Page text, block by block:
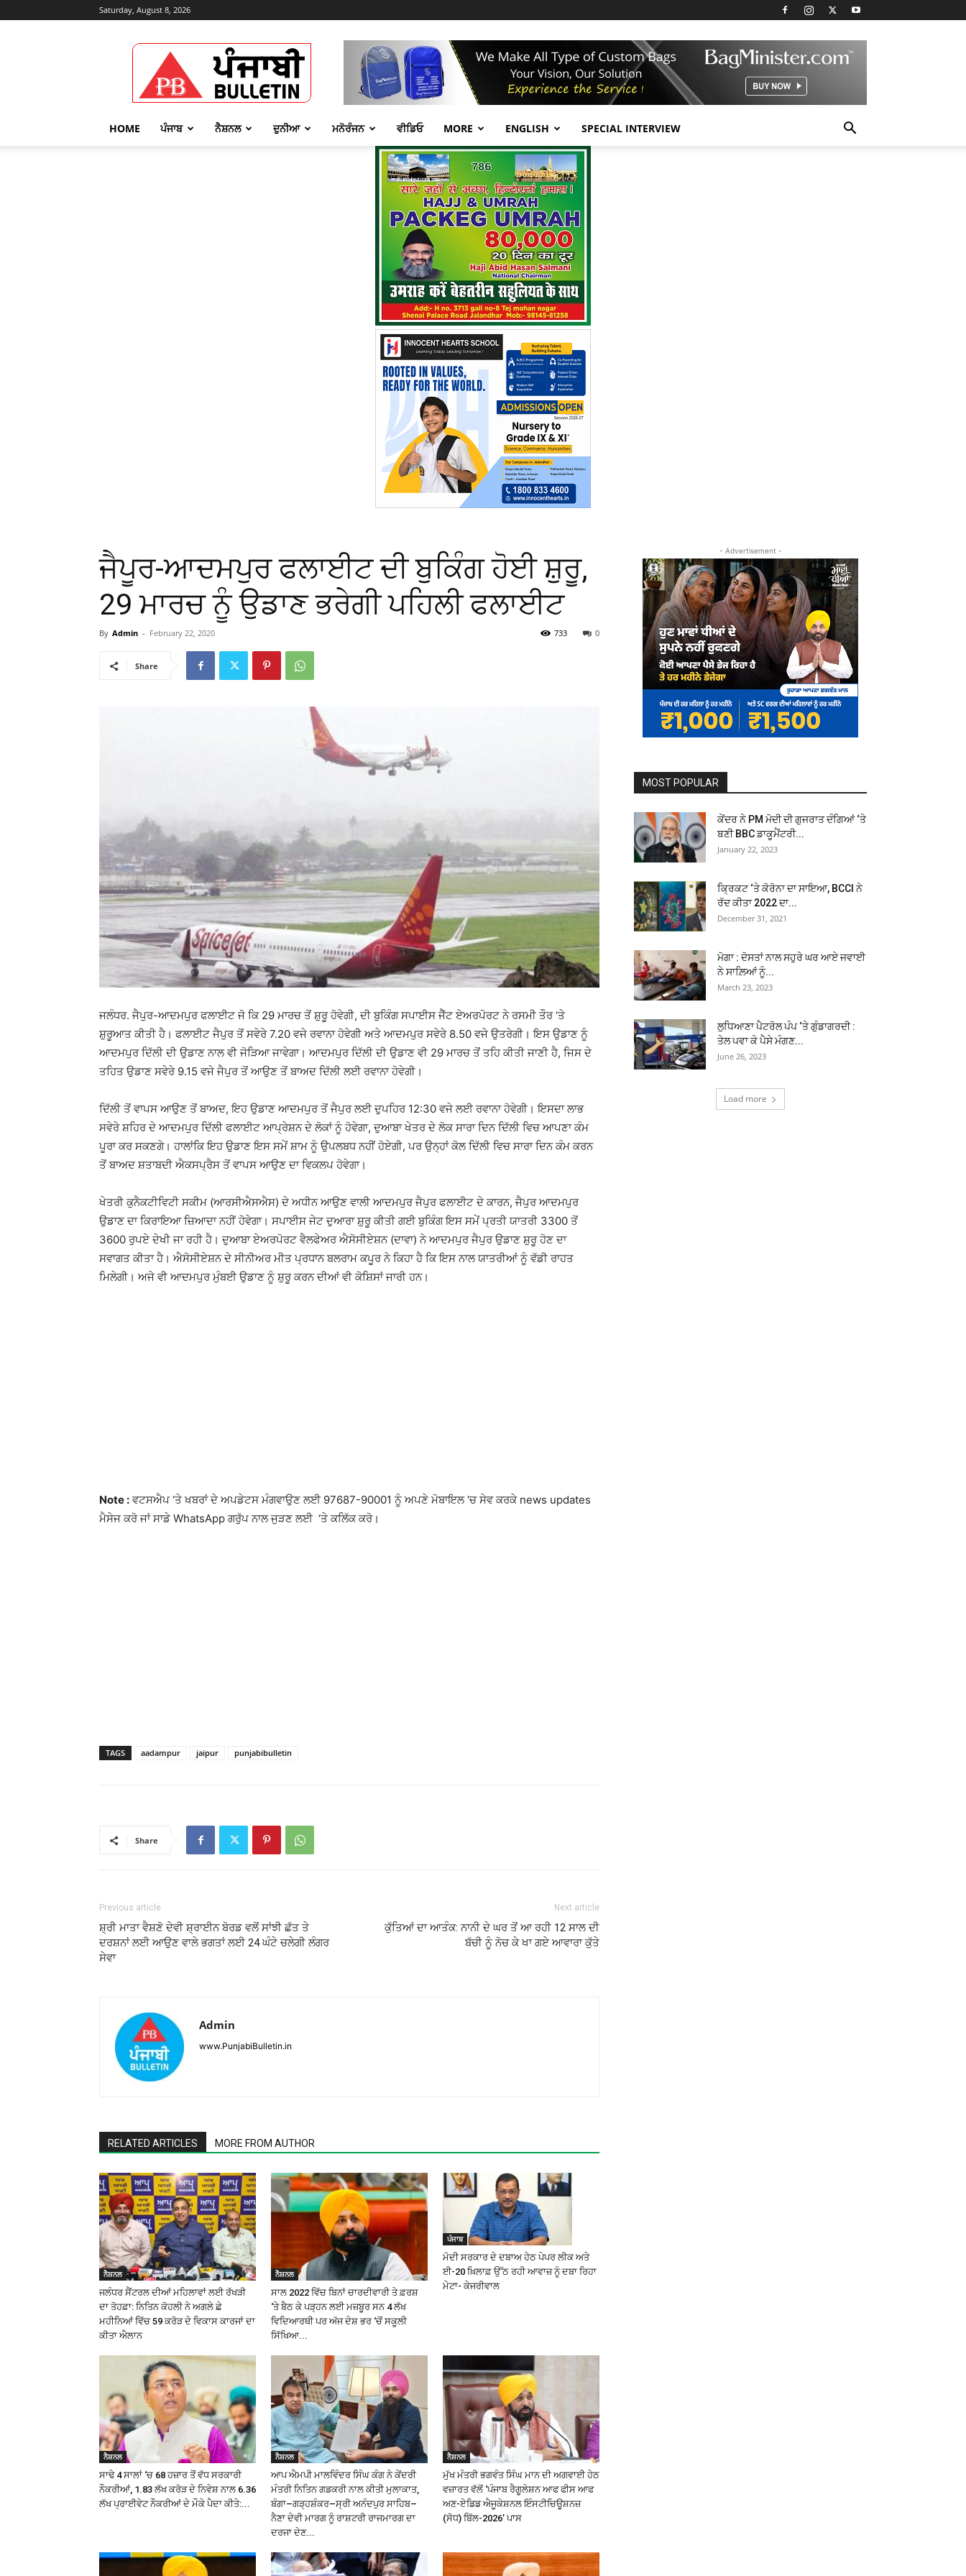
Saturday, August 8, 2026
Punjabi
Bulletin
HOME ਪੰਜਾਬ ਨੈਸ਼ਨਲ ਦੁਨੀਆ ਮਨੋਰੰਜਨ ਵੀਡਿਓ MORE ENGLISH SPECIAL INTERVIEW
ਜੈਪੂਰ-ਆਦਮਪੁਰ ਫਲਾਈਟ ਦੀ ਬੁਕਿੰਗ ਹੋਈ ਸ਼ੁਰੂ,
29 ਮਾਰਚ ਨੂੰ ਉਡਾਣ ਭਰੇਗੀ ਪਹਿਲੀ ਫਲਾਈਟ
By Admin - February 22, 2020 0
733
Share
ਜਲੰਧਰ. ਜੈਪੁਰ-ਆਦਮਪੁਰ ਫਲਾਈਟ ਜੋ ਕਿ 29 ਮਾਰਚ ਤੋਂ ਸ਼ੁਰੂ ਹੋਵੇਗੀ, ਦੀ ਬੁਕਿੰਗ ਸਪਾਈਸ ਜੈੱਟ ਏਅਰਪੋਰਟ ਨੇ ਰਸਮੀ ਤੌਰ ‘ਤੇ
ਸ਼ੁਰੂਆਤ ਕੀਤੀ ਹੈ। ਫਲਾਈਟ ਜੈਪੁਰ ਤੋਂ ਸਵੇਰੇ 7.20 ਵਜੇ ਰਵਾਨਾ ਹੋਵੇਗੀ ਅਤੇ ਆਦਮਪੁਰ ਸਵੇਰੇ 8.50 ਵਜੇ ਉਤਰੇਗੀ। ਇਸ ਉਡਾਣ ਨੂੰ
ਆਦਮਪੁਰ ਦਿੱਲੀ ਦੀ ਉਡਾਣ ਨਾਲ ਵੀ ਜੋੜਿਆ ਜਾਵੇਗਾ। ਆਦਮਪੁਰ ਦਿੱਲੀ ਦੀ ਉਡਾਣ ਵੀ 29 ਮਾਰਚ ਤੋਂ ਤਹਿ ਕੀਤੀ ਜਾਣੀ ਹੈ, ਜਿਸ ਦੇ
ਤਹਿਤ ਉਡਾਣ ਸਵੇਰੇ 9.15 ਵਜੇ ਜੈਪੁਰ ਤੋਂ ਆਉਣ ਤੋਂ ਬਾਅਦ ਦਿੱਲੀ ਲਈ ਰਵਾਨਾ ਹੋਵੇਗੀ।
ਦਿੱਲੀ ਤੋਂ ਵਾਪਸ ਆਉਣ ਤੋਂ ਬਾਅਦ, ਇਹ ਉਡਾਣ ਆਦਮਪੁਰ ਤੋਂ ਜੈਪੁਰ ਲਈ ਦੁਪਹਿਰ 12:30 ਵਜੇ ਲਈ ਰਵਾਨਾ ਹੋਵੇਗੀ। ਇਸਦਾ ਲਾਭ
ਸਵੇਰੇ ਸ਼ਹਿਰ ਦੇ ਆਦਮਪੁਰ ਦਿੱਲੀ ਫਲਾਈਟ ਆਪ੍ਰੇਸ਼ਨ ਦੇ ਲੋਕਾਂ ਨੂੰ ਹੋਵੇਗਾ, ਦੁਆਬਾ ਖੇਤਰ ਦੇ ਲੋਕ ਸਾਰਾ ਦਿਨ ਦਿੱਲੀ ਵਿਚ ਆਪਣਾ ਕੰਮ
ਪੂਰਾ ਕਰ ਸਕਣਗੇ। ਹਾਲਾਂਕਿ ਇਹ ਉਡਾਣ ਇਸ ਸਮੇਂ ਸ਼ਾਮ ਨੂੰ ਉਪਲਬਧ ਨਹੀਂ ਹੋਏਗੀ, ਪਰ ਉਨ੍ਹਾਂ ਕੋਲ ਦਿੱਲੀ ਵਿਚ ਸਾਰਾ ਦਿਨ ਕੰਮ ਕਰਨ
ਤੋਂ ਬਾਅਦ ਸ਼ਤਾਬਦੀ ਐਕਸਪ੍ਰੈਸ ਤੋਂ ਵਾਪਸ ਆਉਣ ਦਾ ਵਿਕਲਪ ਹੋਵੇਗਾ।
ਖੇਤਰੀ ਕੁਨੈਕਟੀਵਿਟੀ ਸਕੀਮ (ਆਰਸੀਐਸਐਸ) ਦੇ ਅਧੀਨ ਆਉਣ ਵਾਲੀ ਆਦਮਪੁਰ ਜੈਪੁਰ ਫਲਾਈਟ ਦੇ ਕਾਰਨ, ਜੈਪੁਰ ਆਦਮਪੁਰ
ਉਡਾਣ ਦਾ ਕਿਰਾਇਆ ਜ਼ਿਆਦਾ ਨਹੀਂ ਹੋਵੇਗਾ। ਸਪਾਈਸ ਜੇਟ ਦੁਆਰਾ ਸ਼ੁਰੂ ਕੀਤੀ ਗਈ ਬੁਕਿੰਗ ਇਸ ਸਮੇਂ ਪ੍ਰਤੀ ਯਾਤਰੀ 3300 ਤੋਂ
3600 ਰੁਪਏ ਦੇਖੀ ਜਾ ਰਹੀ ਹੈ। ਦੁਆਬਾ ਏਅਰਪੋਰਟ ਵੈਲਫੇਅਰ ਐਸੋਸੀਏਸ਼ਨ (ਦਾਵਾ) ਨੇ ਆਦਮਪੁਰ ਜੈਪੁਰ ਉਡਾਣ ਸ਼ੁਰੂ ਹੋਣ ਦਾ
ਸਵਾਗਤ ਕੀਤਾ ਹੈ। ਐਸੋਸੀਏਸ਼ਨ ਦੇ ਸੀਨੀਅਰ ਮੀਤ ਪ੍ਰਧਾਨ ਬਲਰਾਮ ਕਪੂਰ ਨੇ ਕਿਹਾ ਹੈ ਕਿ ਇਸ ਨਾਲ ਯਾਤਰੀਆਂ ਨੂੰ ਵੱਡੀ ਰਾਹਤ
ਮਿਲੇਗੀ। ਅਜੇ ਵੀ ਆਦਮਪੁਰ ਮੁੰਬਈ ਉਡਾਣ ਨੂੰ ਸ਼ੁਰੂ ਕਰਨ ਦੀਆਂ ਵੀ ਕੋਸ਼ਿਸਾਂ ਜਾਰੀ ਹਨ।
Note : ਵਟਸਐਪ ‘ਤੇ ਖਬਰਾਂ ਦੇ ਅਪਡੇਟਸ ਮੰਗਵਾਉਣ ਲਈ 97687-90001 ਨੂੰ ਅਪਣੇ ਮੋਬਾਇਲ ‘ਚ ਸੇਵ ਕਰਕੇ news updates
ਮੈਸੇਜ ਕਰੋ ਜਾਂ ਸਾਡੇ WhatsApp ਗਰੁੱਪ ਨਾਲ ਜੁੜਣ ਲਈ ‘ਤੇ ਕਲਿੱਕ ਕਰੋ।
TAGS aadampur jaipur punjabibulletin
Share
Previous article
ਸ਼੍ਰੀ ਮਾਤਾ ਵੈਸ਼ਣੋ ਦੇਵੀ ਸ਼੍ਰਾਈਨ ਬੋਰਡ ਵਲੋਂ ਸਾਂਝੀ ਛੱਤ ਤੇ
ਦਰਸ਼ਨਾਂ ਲਈ ਆਉਣ ਵਾਲੇ ਭਗਤਾਂ ਲਈ 24 ਘੰਟੇ ਚਲੇਗੀ ਲੰਗਰ
ਸੇਵਾ
Next article
ਕੁੱਤਿਆਂ ਦਾ ਆਤੰਕ: ਨਾਨੀ ਦੇ ਘਰ ਤੋਂ ਆ ਰਹੀ 12 ਸਾਲ ਦੀ
ਬੱਚੀ ਨੂੰ ਨੋਚ ਕੇ ਖਾ ਗਏ ਆਵਾਰਾ ਕੁੱਤੇ
Admin
www.PunjabiBulletin.in
RELATED ARTICLES MORE FROM AUTHOR
ਨੈਸ਼ਨਲ
ਜਲੰਧਰ ਸੈਂਟਰਲ ਦੀਆਂ ਮਹਿਲਾਵਾਂ ਲਈ ਰੱਖੜੀ
ਦਾ ਤੋਹਫ਼ਾ: ਨਿਤਿਨ ਕੋਹਲੀ ਨੇ ਅਗਲੇ ਛੇ
ਮਹੀਨਿਆਂ ਵਿੱਚ ₹59 ਕਰੋੜ ਦੇ ਵਿਕਾਸ ਕਾਰਜਾਂ ਦਾ
ਕੀਤਾ ਐਲਾਨ
ਨੈਸ਼ਨਲ
ਸਾਲ 2022 ਵਿੱਚ ਬਿਨਾਂ ਚਾਰਦੀਵਾਰੀ ਤੇ ਫ਼ਰਸ਼
‘ਤੇ ਬੈਠ ਕੇ ਪੜ੍ਹਨ ਲਈ ਮਜ਼ਬੂਰ ਸਨ 4 ਲੱਖ
ਵਿਦਿਆਰਥੀ ਪਰ ਅੱਜ ਦੇਸ਼ ਭਰ ‘ਚੋਂ ਸਕੂਲੀ
ਸਿੱਖਿਆ...
ਪੰਜਾਬ
ਮੋਦੀ ਸਰਕਾਰ ਦੇ ਦਬਾਅ ਹੇਠ ਪੇਪਰ ਲੀਕ ਅਤੇ
ਈ-20 ਖ਼ਿਲਾਫ਼ ਉੱਠ ਰਹੀ ਆਵਾਜ਼ ਨੂੰ ਦਬਾ ਰਿਹਾ
ਮੇਟਾ- ਕੇਜਰੀਵਾਲ
ਨੈਸ਼ਨਲ
ਸਾਢੇ 4 ਸਾਲਾਂ ‘ਚ 68 ਹਜ਼ਾਰ ਤੋਂ ਵੱਧ ਸਰਕਾਰੀ
ਨੌਕਰੀਆਂ, 1.83 ਲੱਖ ਕਰੋੜ ਦੇ ਨਿਵੇਸ਼ ਨਾਲ 6.36
ਲੱਖ ਪ੍ਰਾਈਵੇਟ ਨੌਕਰੀਆਂ ਦੇ ਮੌਕੇ ਪੈਦਾ ਕੀਤੇ:...
ਨੈਸ਼ਨਲ
ਆਪ ਐਮਪੀ ਮਾਲਵਿੰਦਰ ਸਿੰਘ ਕੰਗ ਨੇ ਕੇਂਦਰੀ
ਮੰਤਰੀ ਨਿਤਿਨ ਗਡਕਰੀ ਨਾਲ ਕੀਤੀ ਮੁਲਾਕਾਤ,
ਬੰਗਾ–ਗੜ੍ਹਸ਼ੰਕਰ–ਸ੍ਰੀ ਅਨੰਦਪੁਰ ਸਾਹਿਬ–
ਨੈਣਾ ਦੇਵੀ ਮਾਰਗ ਨੂੰ ਰਾਸ਼ਟਰੀ ਰਾਜਮਾਰਗ ਦਾ
ਦਰਜਾ ਦੇਣ...
ਨੈਸ਼ਨਲ
ਮੁੱਖ ਮੰਤਰੀ ਭਗਵੰਤ ਸਿੰਘ ਮਾਨ ਦੀ ਅਗਵਾਈ ਹੇਠ
ਵਜ਼ਾਰਤ ਵੱਲੋਂ ‘ਪੰਜਾਬ ਰੈਗੂਲੇਸ਼ਨ ਆਫ ਫੀਸ ਆਫ
ਅਣ-ਏਡਿਡ ਐਜੂਕੇਸ਼ਨਲ ਇੰਸਟੀਚਿਊਸ਼ਨਜ਼
(ਸੋਧ) ਬਿੱਲ-2026’ ਪਾਸ
- Advertisement -
MOST POPULAR
ਕੇਂਦਰ ਨੇ PM ਮੋਦੀ ਦੀ ਗੁਜਰਾਤ ਦੰਗਿਆਂ ‘ਤੇ
ਬਣੀ BBC ਡਾਕੂਮੈਂਟਰੀ...
January 22, 2023
ਕ੍ਰਿਕਟ ‘ਤੇ ਕੋਰੋਨਾ ਦਾ ਸਾਇਆ, BCCI ਨੇ
ਰੱਦ ਕੀਤਾ 2022 ਦਾ...
December 31, 2021
ਮੋਗਾ : ਦੋਸਤਾਂ ਨਾਲ ਸਹੁਰੇ ਘਰ ਆਏ ਜਵਾਈ
ਨੇ ਸਾਲ਼ਿਆਂ ਨੂੰ...
March 23, 2023
ਲੁਧਿਆਣਾ ਪੈਟਰੋਲ ਪੰਪ ‘ਤੇ ਗੁੰਡਾਗਰਦੀ :
ਤੇਲ ਪਵਾ ਕੇ ਪੈਸੇ ਮੰਗਣ...
June 26, 2023
Load more